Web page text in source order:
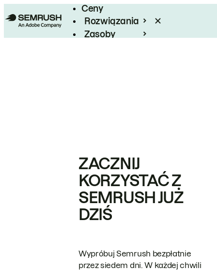
Ceny
Rozwiązania
Zasoby
ZACZNIJ
KORZYSTAĆ Z
SEMRUSH JUŻ
DZIŚ
Wypróbuj Semrush bezpłatnie
przez siedem dni. W każdej chwili